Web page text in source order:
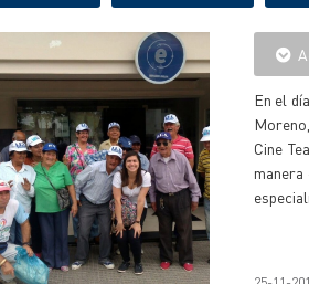
En el
Cine